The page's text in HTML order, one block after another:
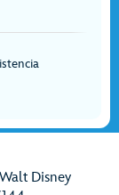
Disney